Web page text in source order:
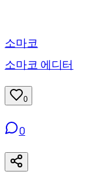
소마코
소마코 에디터
0
0